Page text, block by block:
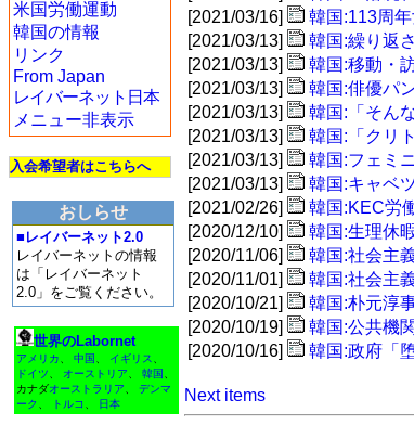
米国労働運動
韓国の情報
リンク
From Japan
レイバーネット日本
メニュー非表示
入会希望者はこちらへ
おしらせ
■レイバーネット2.0
レイバーネットの情報
は「レイバーネット
2.0」をご覧ください。
世界のLabornet
アメリカ 中国 イギリス
ドイツ
オーストリア 韓国
カナダオーストラリア
デンマ
ーク
トルコ 日本
[2021/03/16]
韓国:113周
[2021/03/13]
韓国:繰り返
[2021/03/13]
韓国:移動・
[2021/03/13]
韓国:俳優パ
[2021/03/13]
韓国:「そん
[2021/03/13]
韓国:「クリ
[2021/03/13]
韓国:フェミ
[2021/03/13]
韓国:キャベ
[2021/02/26]
韓国:KEC労
[2020/12/10]
韓国:生理休
[2020/11/06]
韓国:社会主
[2020/11/01]
韓国:社会主
[2020/10/21]
韓国:朴元淳
[2020/10/19]
韓国:公共機
[2020/10/16]
韓国:政府「
Next items